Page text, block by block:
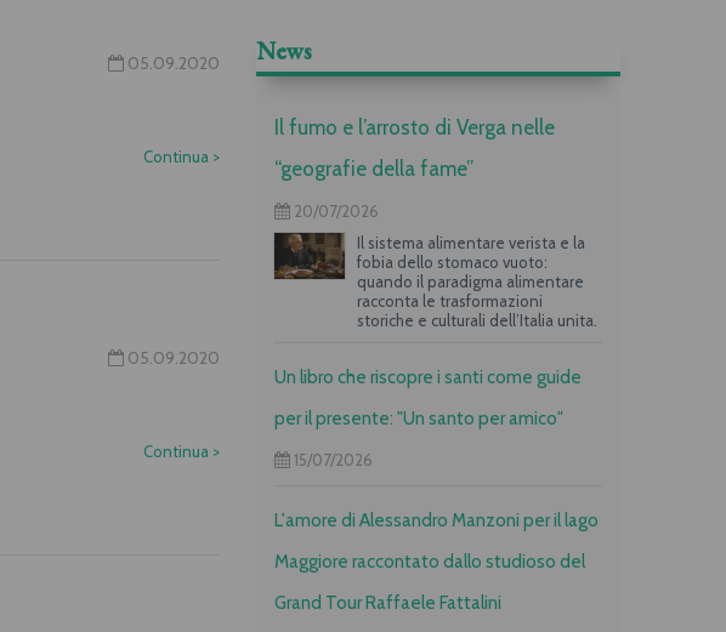
05.09.2020
Continua >
05.09.2020
Continua >
News
Il fumo e l’arrosto di Verga nelle
“geografie della fame”
20/07/2026
Il sistema alimentare verista e la
fobia dello stomaco vuoto:
quando il paradigma alimentare
racconta le trasformazioni
storiche e culturali dell’Italia unita.
Un libro che riscopre i santi come guide
per il presente: "Un santo per amico"
15/07/2026
L'amore di Alessandro Manzoni per il lago
Maggiore raccontato dallo studioso del
Grand Tour Raffaele Fattalini